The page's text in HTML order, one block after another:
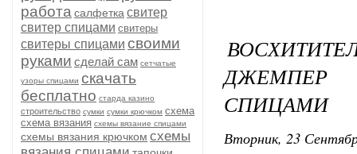
работа салфетка свитер
свитер спицами свитеры
свитеры спицами своими
руками сделай сам сетчатые
узоры спицами скачать
бесплатно старда казино
строительство сумки сумки крючком схема
схема вязания схемы вязание спицами
схемы вязания крючком схемы
ДЖЕМПЕР
СПИЦАМИ
Вторник, 23